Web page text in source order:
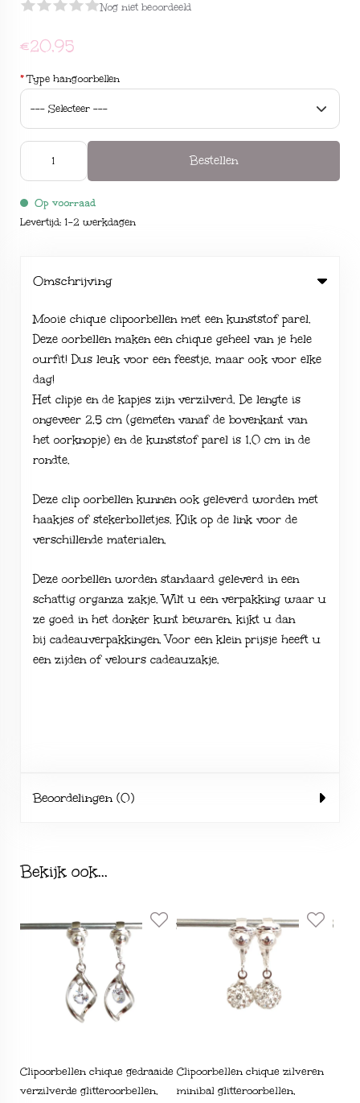
Nog niet beoordeeld
€20,95
*Type hangoorbellen
Bestellen
Op voorraad
Levertijd: 1-2 werkdagen
Omschrijving
Mooie chique clipoorbellen met een kunststof parel.
Deze oorbellen maken een chique geheel van je hele
ourfit! Dus leuk voor een feestje, maar ook voor elke
dag!
Het clipje en de kapjes zijn verzilverd. De lengte is
ongeveer 2,5 cm (gemeten vanaf de bovenkant van
het oorknopje) en de kunststof parel is 1,0 cm in de
rondte.
Deze clip oorbellen kunnen ook geleverd worden met
haakjes of stekerbolletjes. Klik op de link voor de
verschillende materialen.
Deze oorbellen worden standaard geleverd in een
schattig organza zakje. Wilt u een verpakking waar u
ze goed in het donker kunt bewaren, kijkt u dan
bij cadeauverpakkingen. Voor een klein prijsje heeft u
een zijden of velours cadeauzakje.
Beoordelingen (0)
Bekijk ook...
Clipoorbellen chique gedraaide
verzilverde glitteroorbellen,
Clipoorbellen chique zilveren
minibal glitteroorbellen,